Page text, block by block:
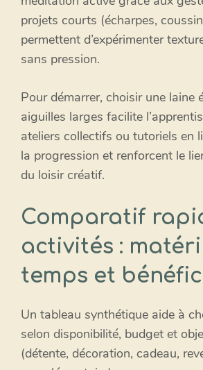
projets courts (écharpes,
permettent d’expérimenter
sans pression.
Pour démarrer, choisir une laine
aiguilles larges facilite
ateliers collectifs ou tutoriels en
la progression et renforcent le
du loisir créatif.
Comparatif
activités :
temps et
Un tableau synthétique aide à
selon disponibilité, budget et
(détente, décoration, cadeau,